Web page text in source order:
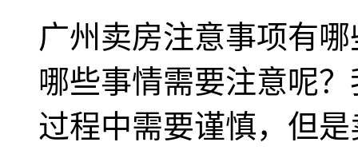
广州卖房注意事项有
哪些事情需要注意呢
过程中需要谨慎，但